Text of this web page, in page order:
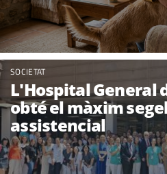
SOCIETAT
L'Hospital General
obté el màxim
assistencial